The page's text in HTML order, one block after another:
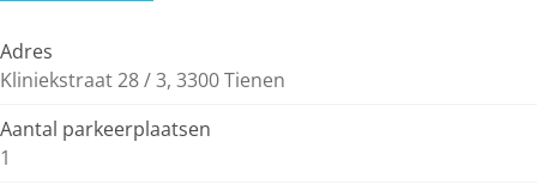
Adres
Kliniekstraat 28 / 3, 3300 Tienen
Aantal parkeerplaatsen
1